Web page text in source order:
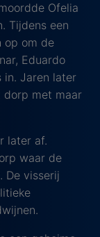
Ofelia
Tijdens een
op om de
Eduardo
in. Jaren later
dorp met maar
later af.
waar de
De visserij